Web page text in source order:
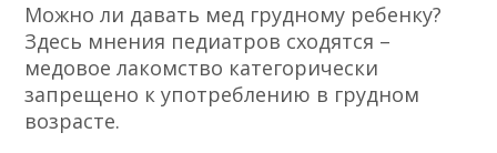
Можно ли давать мед грудному ребенку?
Здесь мнения педиатров сходятся –
медовое лакомство категорически
запрещено к употреблению в грудном
возрасте.